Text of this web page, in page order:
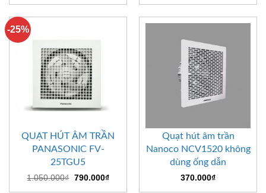
-25%
QUẠT HÚT ÂM TRẦN
PANASONIC FV-
25TGU5
1.050.000₫ Giá
790.000₫Giá
Quạt hút âm trần
Nanoco NCV1520 không
dùng ống dẫn
370.000₫